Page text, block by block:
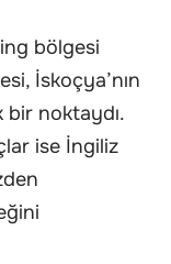
bölgesi
İskoçya’nın
noktaydı.
ise İngiliz